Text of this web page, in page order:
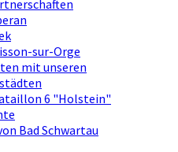
sur-Orge
mit unseren
6 "Holstein"
Bad Schwartau